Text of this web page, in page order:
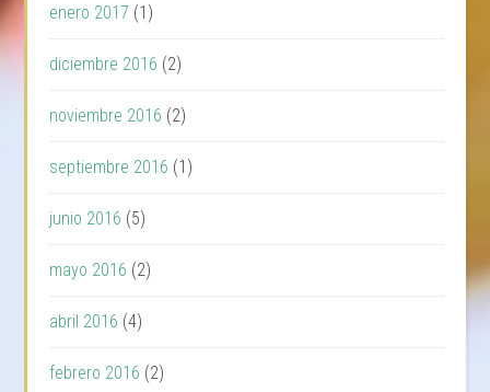
enero 2017 (1)
diciembre 2016 (2)
noviembre 2016 (2)
septiembre 2016 (1)
junio 2016 (5)
mayo 2016 (2)
abril 2016 (4)
febrero 2016 (2)